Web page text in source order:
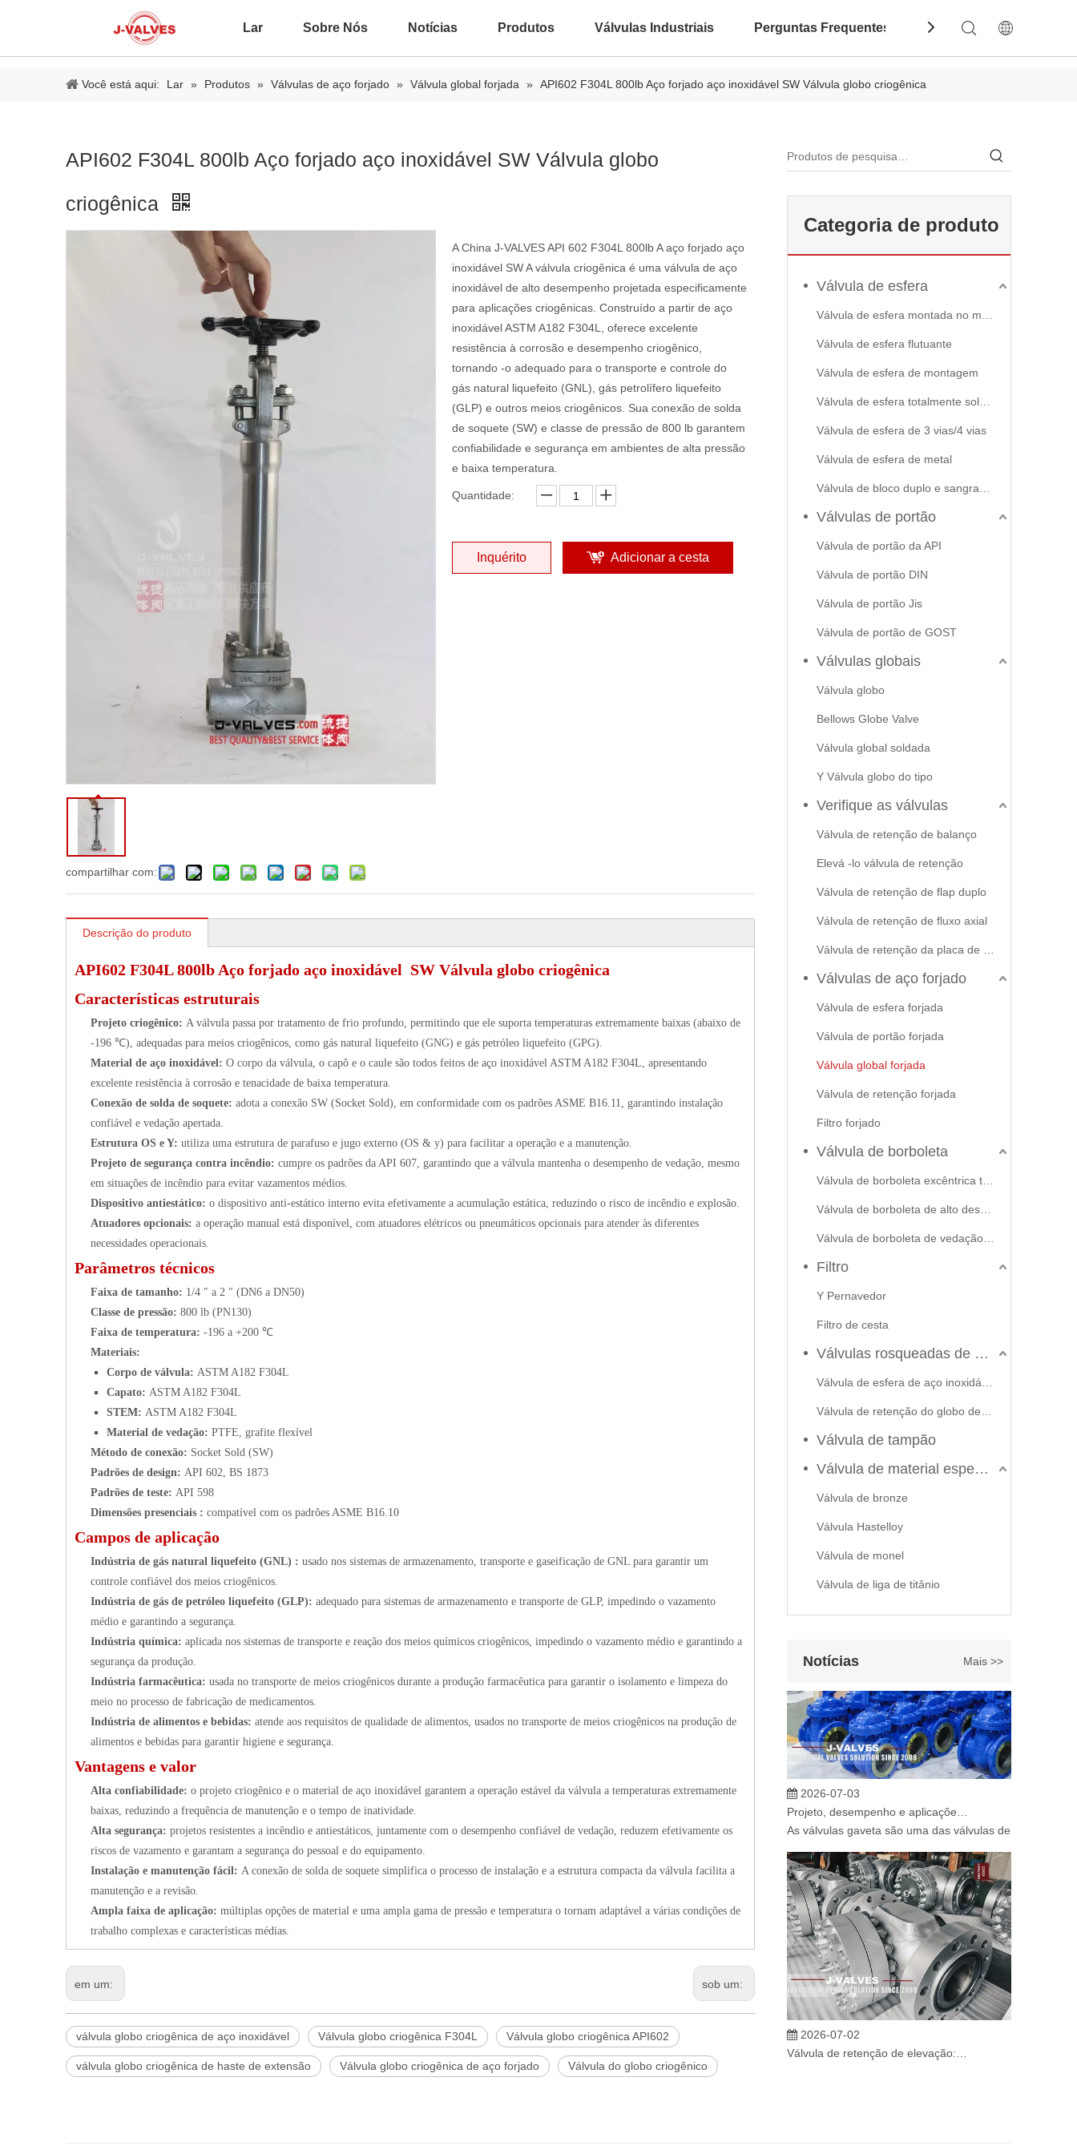
Lar Sobre Nós Notícias Produtos Válvulas Industriais Perguntas Frequentes Contate-Nos
Você está aqui: Lar » Produtos » Válvulas de aço forjado » Válvula global forjada » API602 F304L 800lb Aço forjado aço inoxidável SW Válvula globo criogênica
API602 F304L 800lb Aço forjado aço inoxidável SW Válvula globo
criogênica
compartilhar com:
A China J-VALVES API 602 F304L 800lb A aço forjado aço
inoxidável SW A válvula criogênica é uma válvula de aço
inoxidável de alto desempenho projetada especificamente
para aplicações criogênicas. Construído a partir de aço
inoxidável ASTM A182 F304L, oferece excelente
resistência à corrosão e desempenho criogênico,
tornando -o adequado para o transporte e controle do
gás natural liquefeito (GNL), gás petrolífero liquefeito
(GLP) e outros meios criogênicos. Sua conexão de solda
de soquete (SW) e classe de pressão de 800 lb garantem
confiabilidade e segurança em ambientes de alta pressão
e baixa temperatura.
Quantidade:
Inquérito Adicionar a cesta
Descrição do produto
API602 F304L 800lb Aço forjado aço inoxidável SW Válvula globo criogênica
Características estruturais
Projeto criogênico: A válvula passa por tratamento de frio profundo, permitindo que ele suporta temperaturas extremamente baixas (abaixo de
-196 ℃), adequadas para meios criogênicos, como gás natural liquefeito (GNG) e gás petróleo liquefeito (GPG).
Material de aço inoxidável: O corpo da válvula, o capô e o caule são todos feitos de aço inoxidável ASTM A182 F304L, apresentando
excelente resistência à corrosão e tenacidade de baixa temperatura.
Conexão de solda de soquete: adota a conexão SW (Socket Sold), em conformidade com os padrões ASME B16.11, garantindo instalação
confiável e vedação apertada.
Estrutura OS e Y: utiliza uma estrutura de parafuso e jugo externo (OS & y) para facilitar a operação e a manutenção.
Projeto de segurança contra incêndio: cumpre os padrões da API 607, garantindo que a válvula mantenha o desempenho de vedação, mesmo
em situações de incêndio para evitar vazamentos médios.
Dispositivo antiestático: o dispositivo anti-estático interno evita efetivamente a acumulação estática, reduzindo o risco de incêndio e explosão.
Atuadores opcionais: a operação manual está disponível, com atuadores elétricos ou pneumáticos opcionais para atender às diferentes
necessidades operacionais.
Parâmetros técnicos
Faixa de tamanho: 1/4 ″ a 2 ″ (DN6 a DN50)
Classe de pressão: 800 lb (PN130)
Faixa de temperatura: -196 a +200 ℃
Materiais:
Corpo de válvula: ASTM A182 F304L
Capato: ASTM A182 F304L
STEM: ASTM A182 F304L
Material de vedação: PTFE, grafite flexível
Método de conexão: Socket Sold (SW)
Padrões de design: API 602, BS 1873
Padrões de teste: API 598
Dimensões presenciais : compatível com os padrões ASME B16.10
Campos de aplicação
Indústria de gás natural liquefeito (GNL) : usado nos sistemas de armazenamento, transporte e gaseificação de GNL para garantir um
controle confiável dos meios criogênicos.
Indústria de gás de petróleo liquefeito (GLP): adequado para sistemas de armazenamento e transporte de GLP, impedindo o vazamento
médio e garantindo a segurança.
Indústria química: aplicada nos sistemas de transporte e reação dos meios químicos criogênicos, impedindo o vazamento médio e garantindo a
segurança da produção.
Indústria farmacêutica: usada no transporte de meios criogênicos durante a produção farmacêutica para garantir o isolamento e limpeza do
meio no processo de fabricação de medicamentos.
Indústria de alimentos e bebidas: atende aos requisitos de qualidade de alimentos, usados no transporte de meios criogênicos na produção de
alimentos e bebidas para garantir higiene e segurança.
Vantagens e valor
Alta confiabilidade: o projeto criogênico e o material de aço inoxidável garantem a operação estável da válvula a temperaturas extremamente
baixas, reduzindo a frequência de manutenção e o tempo de inatividade.
Alta segurança: projetos resistentes a incêndio e antiestáticos, juntamente com o desempenho confiável de vedação, reduzem efetivamente os
riscos de vazamento e garantam a segurança do pessoal e do equipamento.
Instalação e manutenção fácil: A conexão de solda de soquete simplifica o processo de instalação e a estrutura compacta da válvula facilita a
manutenção e a revisão.
Ampla faixa de aplicação: múltiplas opções de material e uma ampla gama de pressão e temperatura o tornam adaptável a várias condições de
trabalho complexas e características médias.
em um: sob um:
válvula globo criogênica de aço inoxidável Válvula globo criogênica F304L Válvula globo criogênica API602
válvula globo criogênica de haste de extensão Válvula globo criogênica de aço forjado Válvula do globo criogênico
Categoria de produto
Válvula de esfera
Válvula de esfera flutuante
Válvula de esfera de montagem
Válvula de esfera de 3 vias/4 vias
Válvula de esfera de metal
Válvulas de portão
Válvula de portão da API
Válvula de portão DIN
Válvula de portão Jis
Válvula de portão de GOST
Válvulas globais
Válvula globo
Bellows Globe Valve
Válvula global soldada
Y Válvula globo do tipo
Verifique as válvulas
Válvula de retenção de balanço
Elevá -lo válvula de retenção
Válvula de retenção de flap duplo
Válvula de retenção de fluxo axial
Válvulas de aço forjado
Válvula de esfera forjada
Válvula de portão forjada
Válvula global forjada
Válvula de retenção forjada
Filtro forjado
Válvula de borboleta
Filtro
Y Pernavedor
Filtro de cesta
Válvulas rosqueadas de aço inoxidável
Válvula de tampão
Válvula de material especial
Válvula de bronze
Válvula Hastelloy
Válvula de monel
Válvula de liga de titânio
Notícias Mais >>
2026-06-22
J-VALVES fabrica válvula de esfera de alta
2026-07-03
As válvulas gaveta são uma das válvulas de
2026-07-02
Em sistemas de tubulações industriais, evitar o fluxo